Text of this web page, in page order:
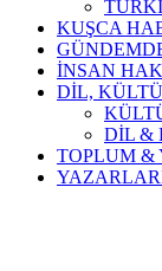
KUŞCA
İNSAN
DİL,
DİL &
TOPLUM &